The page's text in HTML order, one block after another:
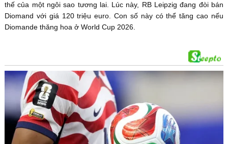
thế của một ngôi sao tương lai. Lúc này, RB Leipzig đang đòi bán
Diomand với giá 120 triệu euro. Con số này có thể tăng cao nếu
Diomande thăng hoa ở World Cup 2026.